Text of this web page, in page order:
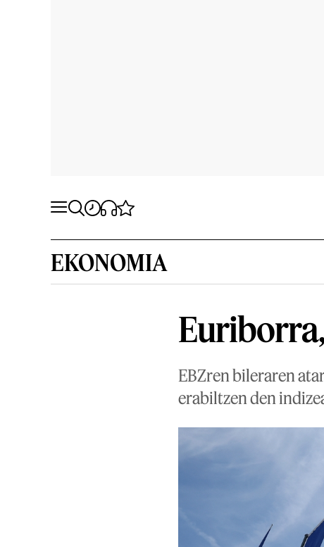
EKONOMIA
EBZren bileraren
erabiltzen den